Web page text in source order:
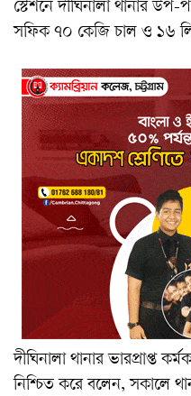
স্টেশনে দীঘিনালা থানার
সফিক ৭০ কেজি চাল ও ১৬
দীঘিনালা থানার ভারপ্রাপ্ত
নিশ্চিত করে বলেন, সকালে